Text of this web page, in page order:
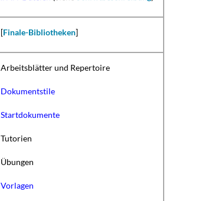
[Finale-Bibliotheken]
Arbeitsblätter und Repertoire
Dokumentstile
Startdokumente
Tutorien
Übungen
Vorlagen